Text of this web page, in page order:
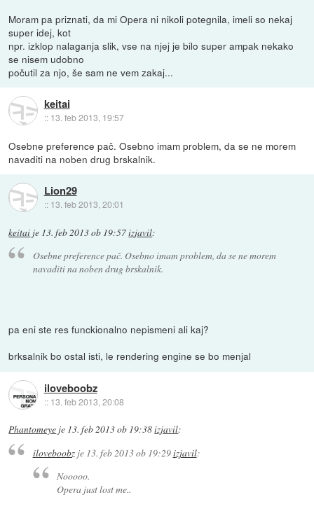
Moram pa priznati, da mi Opera ni nikoli potegnila, imeli so nekaj
super idej, kot
npr. izklop nalaganja slik, vse na njej je bilo super ampak nekako
se nisem udobno
počutil za njo, še sam ne vem zakaj...
keitai
:: 13. feb 2013, 19:57
Osebne preference pač. Osebno imam problem, da se ne morem
navaditi na noben drug brskalnik.
Lion29
:: 13. feb 2013, 20:01
keitai je 13. feb 2013 ob 19:57izjavil:
Osebne preference pač. Osebno imam problem, da se ne morem
navaditi na noben drug brskalnik.
pa eni ste res funckionalno nepismeni ali kaj?
brksalnik bo ostal isti, le rendering engine se bo menjal
iloveboobz
:: 13. feb 2013, 20:08
Phantomeye je 13. feb 2013 ob 19:38izjavil:
iloveboobzje 13. feb 2013 ob 19:29izjavil:
Nooooo.
Opera just lost me..